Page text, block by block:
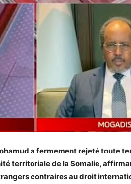
a fermement rejeté toute
territoriale de la Somalie,
contraires au droit